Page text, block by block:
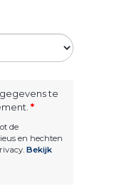
te
*
de
en hechten
Bekijk